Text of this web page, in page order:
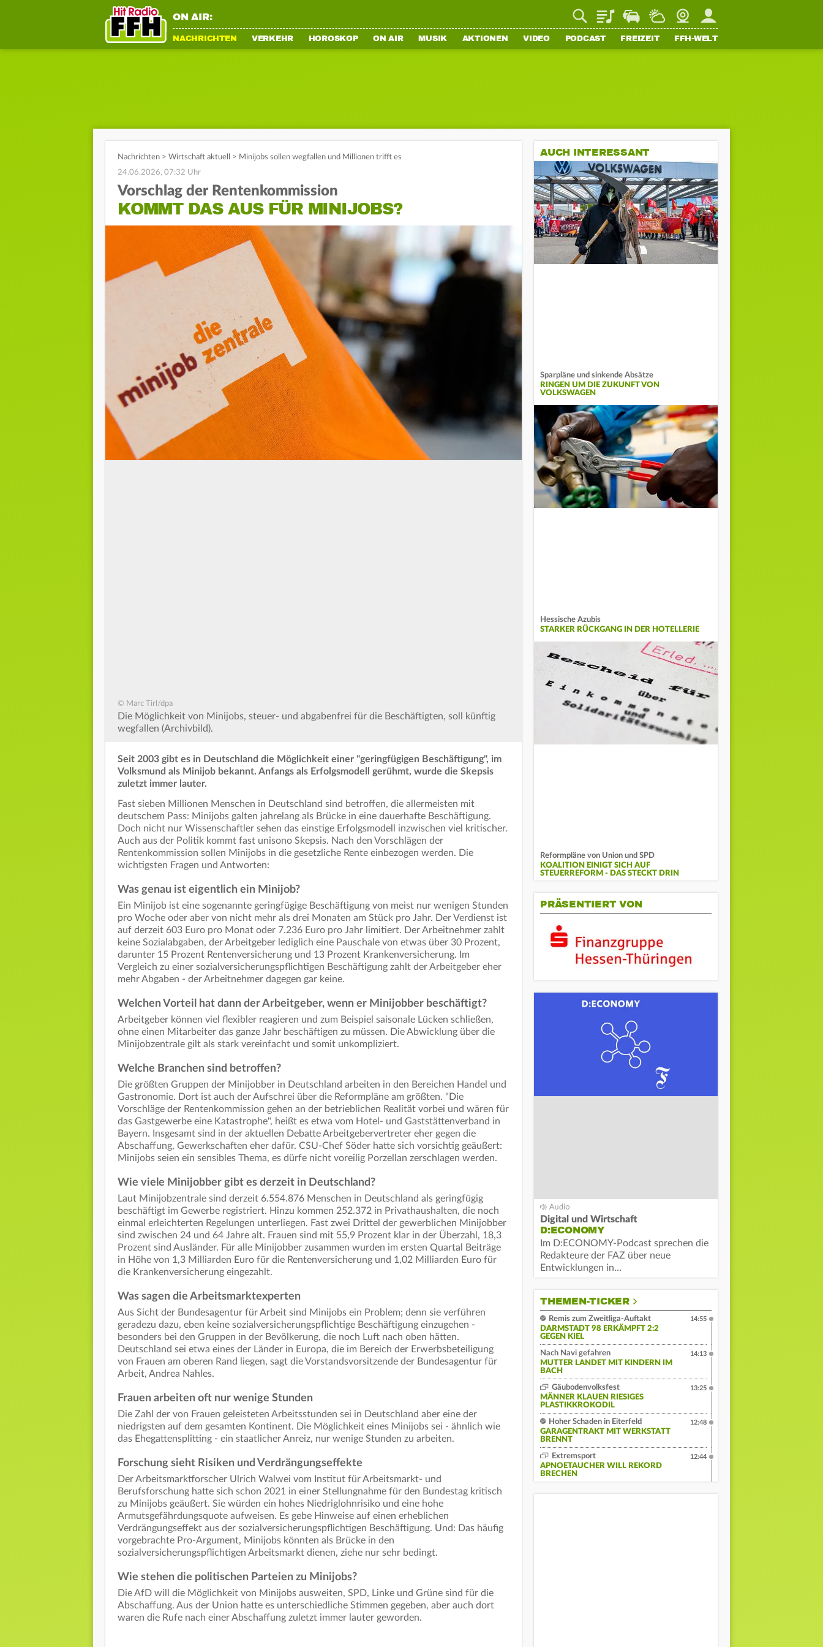
ON AIR: PlaylistStaupilotWetterWebcamMein FFH
NACHRICHTEN VERKEHR HOROSKOP ON AIR MUSIK AKTIONEN VIDEO PODCAST FREIZEIT FFH-WELT
Nachrichten > Wirtschaft aktuell > Minijobs sollen wegfallen und Millionen trifft es
24.06.2026, 07:32 Uhr
Vorschlag der Rentenkommission
KOMMT DAS AUS FÜR MINIJOBS?
© Marc Tirl/dpa
Die Möglichkeit von Minijobs, steuer- und abgabenfrei für die Beschäftigten, soll künftig
wegfallen (Archivbild).
Seit 2003 gibt es in Deutschland die Möglichkeit einer "geringfügigen Beschäftigung", im
Volksmund als Minijob bekannt. Anfangs als Erfolgsmodell gerühmt, wurde die Skepsis
zuletzt immer lauter.
Fast sieben Millionen Menschen in Deutschland sind betroffen, die allermeisten mit
deutschem Pass: Minijobs galten jahrelang als Brücke in eine dauerhafte Beschäftigung.
Doch nicht nur Wissenschaftler sehen das einstige Erfolgsmodell inzwischen viel kritischer.
Auch aus der Politik kommt fast unisono Skepsis. Nach den Vorschlägen der
Rentenkommission sollen Minijobs in die gesetzliche Rente einbezogen werden. Die
wichtigsten Fragen und Antworten:
Was genau ist eigentlich ein Minijob?
Ein Minijob ist eine sogenannte geringfügige Beschäftigung von meist nur wenigen Stunden
pro Woche oder aber von nicht mehr als drei Monaten am Stück pro Jahr. Der Verdienst ist
auf derzeit 603 Euro pro Monat oder 7.236 Euro pro Jahr limitiert. Der Arbeitnehmer zahlt
keine Sozialabgaben, der Arbeitgeber lediglich eine Pauschale von etwas über 30 Prozent,
darunter 15 Prozent Rentenversicherung und 13 Prozent Krankenversicherung. Im
Vergleich zu einer sozialversicherungspflichtigen Beschäftigung zahlt der Arbeitgeber eher
mehr Abgaben - der Arbeitnehmer dagegen gar keine.
Welchen Vorteil hat dann der Arbeitgeber, wenn er Minijobber beschäftigt?
Arbeitgeber können viel flexibler reagieren und zum Beispiel saisonale Lücken schließen,
ohne einen Mitarbeiter das ganze Jahr beschäftigen zu müssen. Die Abwicklung über die
Minijobzentrale gilt als stark vereinfacht und somit unkompliziert.
Welche Branchen sind betroffen?
Die größten Gruppen der Minijobber in Deutschland arbeiten in den Bereichen Handel und
Gastronomie. Dort ist auch der Aufschrei über die Reformpläne am größten. "Die
Vorschläge der Rentenkommission gehen an der betrieblichen Realität vorbei und wären für
das Gastgewerbe eine Katastrophe", heißt es etwa vom Hotel- und Gaststättenverband in
Bayern. Insgesamt sind in der aktuellen Debatte Arbeitgebervertreter eher gegen die
Abschaffung, Gewerkschaften eher dafür. CSU-Chef Söder hatte sich vorsichtig geäußert:
Minijobs seien ein sensibles Thema, es dürfe nicht voreilig Porzellan zerschlagen werden.
Wie viele Minijobber gibt es derzeit in Deutschland?
Laut Minijobzentrale sind derzeit 6.554.876 Menschen in Deutschland als geringfügig
beschäftigt im Gewerbe registriert. Hinzu kommen 252.372 in Privathaushalten, die noch
einmal erleichterten Regelungen unterliegen. Fast zwei Drittel der gewerblichen Minijobber
sind zwischen 24 und 64 Jahre alt. Frauen sind mit 55,9 Prozent klar in der Überzahl, 18,3
Prozent sind Ausländer. Für alle Minijobber zusammen wurden im ersten Quartal Beiträge
in Höhe von 1,3 Milliarden Euro für die Rentenversicherung und 1,02 Milliarden Euro für
die Krankenversicherung eingezahlt.
Was sagen die Arbeitsmarktexperten
Aus Sicht der Bundesagentur für Arbeit sind Minijobs ein Problem; denn sie verführen
geradezu dazu, eben keine sozialversicherungspflichtige Beschäftigung einzugehen -
besonders bei den Gruppen in der Bevölkerung, die noch Luft nach oben hätten.
Deutschland sei etwa eines der Länder in Europa, die im Bereich der Erwerbsbeteiligung
von Frauen am oberen Rand liegen, sagt die Vorstandsvorsitzende der Bundesagentur für
Arbeit, Andrea Nahles.
Frauen arbeiten oft nur wenige Stunden
Die Zahl der von Frauen geleisteten Arbeitsstunden sei in Deutschland aber eine der
niedrigsten auf dem gesamten Kontinent. Die Möglichkeit eines Minijobs sei - ähnlich wie
das Ehegattensplitting - ein staatlicher Anreiz, nur wenige Stunden zu arbeiten.
Forschung sieht Risiken und Verdrängungseffekte
Der Arbeitsmarktforscher Ulrich Walwei vom Institut für Arbeitsmarkt- und
Berufsforschung hatte sich schon 2021 in einer Stellungnahme für den Bundestag kritisch
zu Minijobs geäußert. Sie würden ein hohes Niedriglohnrisiko und eine hohe
Armutsgefährdungsquote aufweisen. Es gebe Hinweise auf einen erheblichen
Verdrängungseffekt aus der sozialversicherungspflichtigen Beschäftigung. Und: Das häufig
vorgebrachte Pro-Argument, Minijobs könnten als Brücke in den
sozialversicherungspflichtigen Arbeitsmarkt dienen, ziehe nur sehr bedingt.
Wie stehen die politischen Parteien zu Minijobs?
Die AfD will die Möglichkeit von Minijobs ausweiten, SPD, Linke und Grüne sind für die
Abschaffung. Aus der Union hatte es unterschiedliche Stimmen gegeben, aber auch dort
waren die Rufe nach einer Abschaffung zuletzt immer lauter geworden.
AUCH INTERESSANT
Sparpläne und sinkende Absätze
RINGEN UM DIE ZUKUNFT VON
VOLKSWAGEN
Hessische Azubis
STARKER RÜCKGANG IN DER HOTELLERIE
Reformpläne von Union und SPD
KOALITION EINIGT SICH AUF
STEUERREFORM - DAS STECKT DRIN
PRÄSENTIERT VON
Digital und Wirtschaft
D:ECONOMY
Im D:ECONOMY-Podcast sprechen die
Redakteure der FAZ über neue
Entwicklungen in…
THEMEN-TICKER
Remis zum Zweitliga-Auftakt
DARMSTADT 98 ERKÄMPFT 2:2
GEGEN KIEL
14:55
Nach Navi gefahren
MUTTER LANDET MIT KINDERN IM
BACH
14:13
Gäubodenvolksfest
MÄNNER KLAUEN RIESIGES
PLASTIKKROKODIL
13:25
Hoher Schaden in Eiterfeld
GARAGENTRAKT MIT WERKSTATT
BRENNT
12:48
Extremsport
APNOETAUCHER WILL REKORD
BRECHEN
12:44